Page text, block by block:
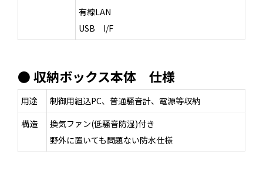
有線LAN
USB I/F
● 収納ボックス本体 仕様
用途
制御用組込PC、普通騒音計、電源等収納
構造
換気ファン(低騒音防湿)付き
野外に置いても問題ない防水仕様